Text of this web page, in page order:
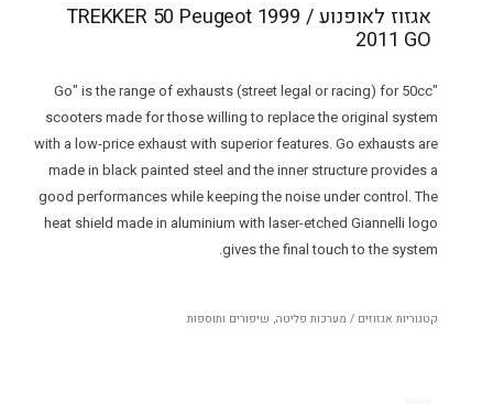
אגזוז לאופנוע TREKKER 50 Peugeot 1999 /
2011 GO
"Go" is the range of exhausts (street legal or racing) for 50cc
scooters made for those willing to replace the original system
with a low-price exhaust with superior features. Go exhausts are
made in black painted steel and the inner structure provides a
good performances while keeping the noise under control. The
heat shield made in aluminium with laser-etched Giannelli logo
gives the final touch to the system.
קטגוריות אגזוזים / מערכות פליטה, שיפורים ותוספות